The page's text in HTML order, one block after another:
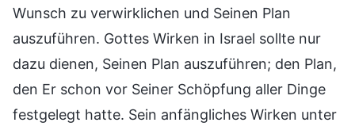
Wunsch zu verwirklichen und Seinen Plan
auszuführen. Gottes Wirken in Israel sollte nur
dazu dienen, Seinen Plan auszuführen; den Plan,
den Er schon vor Seiner Schöpfung aller Dinge
festgelegt hatte. Sein anfängliches Wirken unter